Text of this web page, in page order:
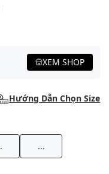
XEM SHOP
Hướng Dẫn Chọn Size
...